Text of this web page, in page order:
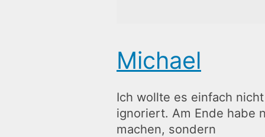
Michael
Ich wollte es einfach
ignoriert. Am Ende habe
machen, sondern